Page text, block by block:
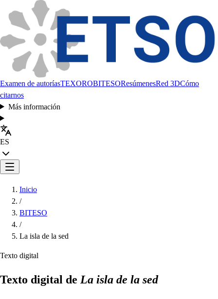
Examen de autoríasTEXOROBITESOResúmenesRed 3DCómo
citarnos
Más información
ES
Inicio
/
BITESO
/
La isla de la sed
Texto digital
Texto digital de La isla de la sed